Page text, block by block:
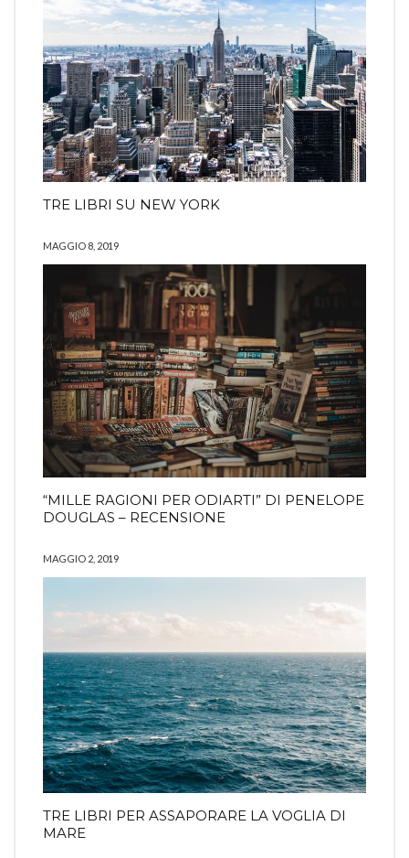
TRE LIBRI SU NEW YORK
MAGGIO 8, 2019
“MILLE RAGIONI PER ODIARTI” DI PENELOPE
DOUGLAS – RECENSIONE
MAGGIO 2, 2019
TRE LIBRI PER ASSAPORARE LA VOGLIA DI
MARE